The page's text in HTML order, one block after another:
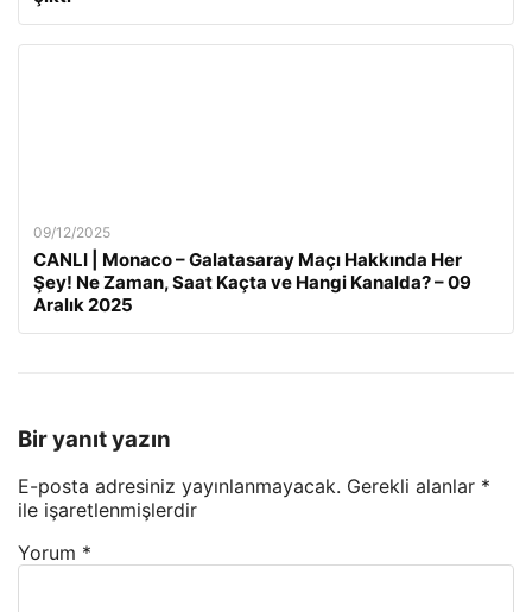
09/12/2025
CANLI | Monaco – Galatasaray Maçı Hakkında Her
Şey! Ne Zaman, Saat Kaçta ve Hangi Kanalda? – 09
Aralık 2025
Bir yanıt yazın
E-posta adresiniz yayınlanmayacak. Gerekli alanlar *
ile işaretlenmişlerdir
Yorum *